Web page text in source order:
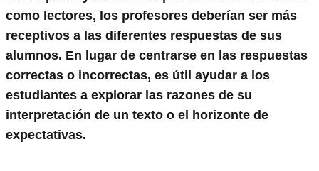
como lectores, los profesores deberían ser más
receptivos a las diferentes respuestas de sus
alumnos. En lugar de centrarse en las respuestas
correctas o incorrectas, es útil ayudar a los
estudiantes a explorar las razones de su
interpretación de un texto o el horizonte de
expectativas.